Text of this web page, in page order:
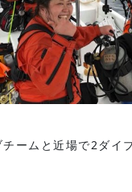
ームと近場で2ダイ